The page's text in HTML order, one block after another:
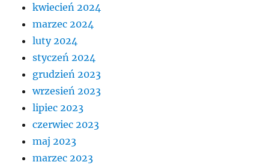
kwiecień 2024
marzec 2024
luty 2024
styczeń 2024
grudzień 2023
wrzesień 2023
lipiec 2023
czerwiec 2023
maj 2023
marzec 2023